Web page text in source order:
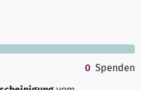
0 Spenden